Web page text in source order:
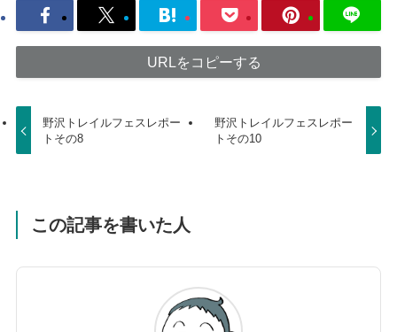
URLをコピーする
野沢トレイルフェスレポー
トその8
野沢トレイルフェスレポー
トその10
この記事を書いた人